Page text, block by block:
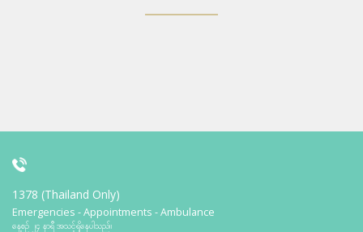
1378 (Thailand Only)
Emergencies - Appointments - Ambulance
နေ့စဉ် ၂၄ နာရီ အသင့်ရှိနေပါသည်။